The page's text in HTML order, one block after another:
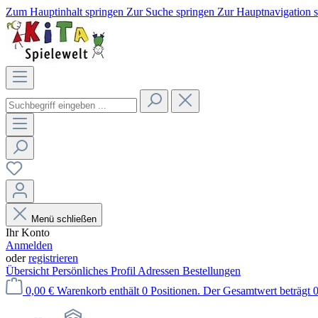
Zum Hauptinhalt springen Zur Suche springen Zur Hauptnavigation
Menü schließen
Ihr Konto
Anmelden
oderregistrieren
Übersicht Persönliches Profil Adressen Bestellungen
0,00 € Warenkorb enthält 0 Positionen. Der Gesamtwert beträgt